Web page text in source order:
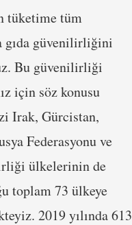
tüketime tüm
gıda güvenilirliğini
Bu güvenilirliği
için söz konusu
Irak, Gürcistan,
Federasyonu ve
ülkelerinin de
toplam 73 ülkeye
2019 yılında 613